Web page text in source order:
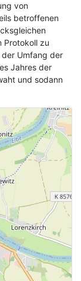
von
betroffenen
Protokoll zu
Umfang der
Jahres der
und sodann